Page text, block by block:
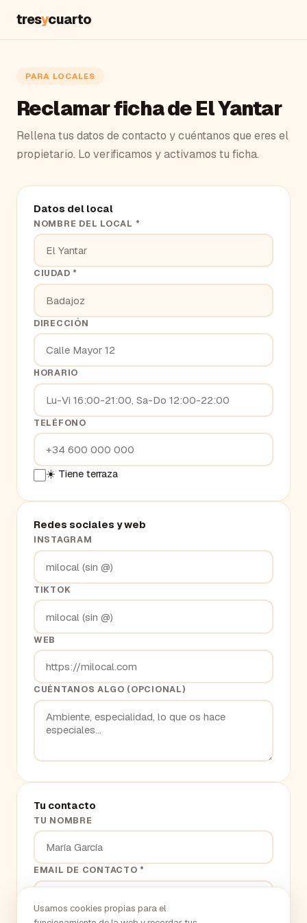
tresycuarto
PARA LOCALES
Reclamar ficha de El Yantar
Rellena tus datos de contacto y cuéntanos que eres el
propietario. Lo verificamos y activamos tu ficha.
Datos del local
NOMBRE DEL LOCAL *
CIUDAD *
DIRECCIÓN
HORARIO
TELÉFONO
☀️ Tiene terraza
Redes sociales y web
INSTAGRAM
TIKTOK
WEB
CUÉNTANOS ALGO (OPCIONAL)
Tu contacto
TU NOMBRE
EMAIL DE CONTACTO *
Usamos cookies propias para el